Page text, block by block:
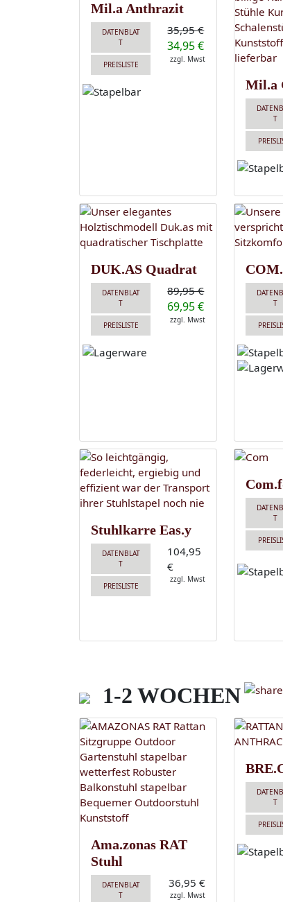
Mil.a Anthrazit
DATENBLAT
T
PREISLISTE
35,95 €
34,95 €
zzgl. Mwst
Mil.a
T
DUK.AS Quadrat
DATENBLAT
T
PREISLISTE
89,95 €
69,95 €
zzgl. Mwst
T
Stuhlkarre Eas.y
DATENBLAT
T
PREISLISTE
104,95
€
zzgl. Mwst
T
1-2 WOCHEN
Ama.zonas RAT
Stuhl
DATENBLAT
T
36,95 €
zzgl. Mwst
T